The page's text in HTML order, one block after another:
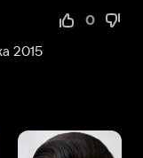
0
2015